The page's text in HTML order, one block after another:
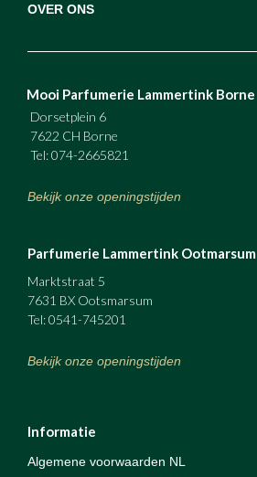
OVER ONS
Mooi Parfumerie Lammertink Borne
Dorsetplein 6
7622 CH Borne
Tel: 074-2665821
Bekijk onze openingstijden
Parfumerie Lammertink Ootmarsum
Marktstraat 5
7631 BX Ootsmarsum
Tel: 0541-745201
Bekijk onze openingstijden
Informatie
Algemene voorwaarden NL